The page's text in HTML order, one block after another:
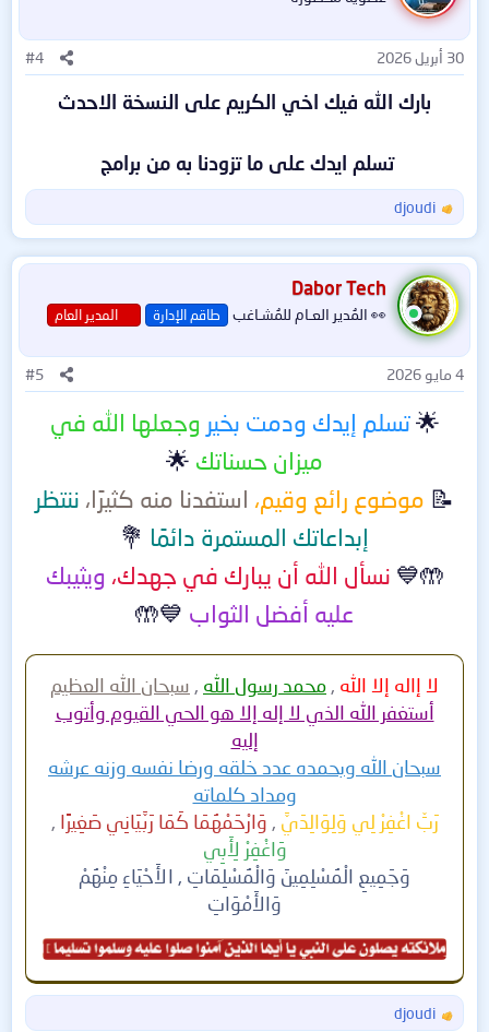
ا
ت
30 أبريل 2026 #4
بارك الله فيك اخي الكريم على النسخة الاحدث
تسلم ايدك على ما تزودنا به من برامج
ل
ت
ف
ا
ع
ا
ت
djoudi
Dabor Tech
👀 المُدير العـام للمُشـاغب طاقم الإدارة المدير العام
4 مايو 2026 #5
🌟تسلم إيدك ودمت بخير وجعلها الله في
ميزان حسناتك 🌟
📝 موضوع رائع وقيم، استفدنا منه كثيرًا، ننتظر
إبداعاتك المستمرة دائمًا 💐
🤲💙 نسأل الله أن يبارك في جهدك، ويثيبك
عليه أفضل الثواب 💙🤲
لا إاله إلا الله , محمد رسول الله , سبحان الله العظيم
أستغفر الله الذي لا إله إلا هو الحي القيوم وأتوب
إليه
سبحان الله وبحمده عدد خلقه ورضا نفسه وزنه عرشه
ومداد كلماته
رَبِّ اغْفِرْ لِي وَلِوَالِدَيَّ , وَارْحَمْهُمَا كَمَا رَبَّيَانِي صَغِيرًا ,
وَاغْفِرْ لِأَبِي
وَجَمِيعِ الْمُسْلِمِينَ وَالْمُسْلِمَاتِ , الأَحْيَاءِ مِنْهُمْ
وَالأَمْوَاتِ
djoudi